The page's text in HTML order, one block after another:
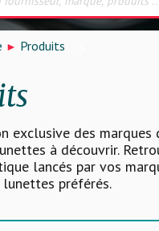
Produits
exclusive des marques
à découvrir.
lancés par vos
préférés.